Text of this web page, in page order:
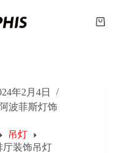
购
年2月4日
阿波菲斯灯饰
吊灯
厅装饰吊灯